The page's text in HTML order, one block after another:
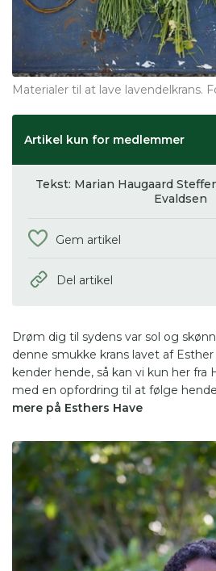
Materialer til at lave lavendelkrans.
Drøm dig til sydens var sol og
denne smukke krans lavet af
kender hende, så kan vi kun her fra
med en opfordring til at følge
mere på Esthers Have
Artikel kun for medlemmer
Tekst: Marian Haugaard
Evaldsen
Gem artikel
Del artikel